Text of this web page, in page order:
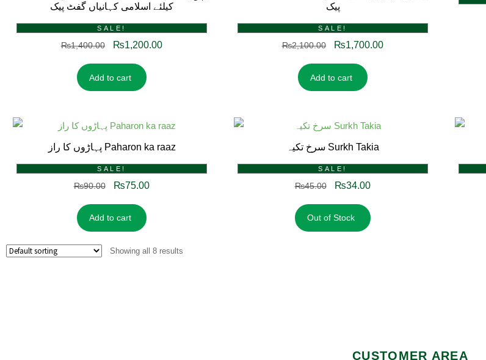
کیلئے اسلامی کہانیاں گفٹ پیک
SALE!
₨1,400.00 ₨1,200.00
Add to cart
پیک
SALE!
₨2,100.00 ₨1,700.00
Add to cart
پہاڑوں کا راز Paharon ka raaz
SALE!
₨90.00 ₨75.00
Add to cart
سرخ تکیہ Surkh Takia
SALE!
₨45.00 ₨34.00
Out of Stock
Showing all 8 results
CUSTOMER AREA